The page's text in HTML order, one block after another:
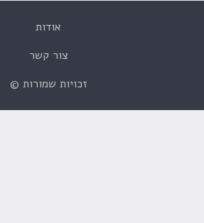
אודות
צור קשר
זכויות שמורות ©